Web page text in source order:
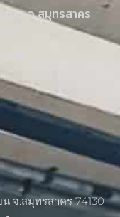
บน จ.สมุทรสาคร
)
จ.สมุทรสาคร 74130